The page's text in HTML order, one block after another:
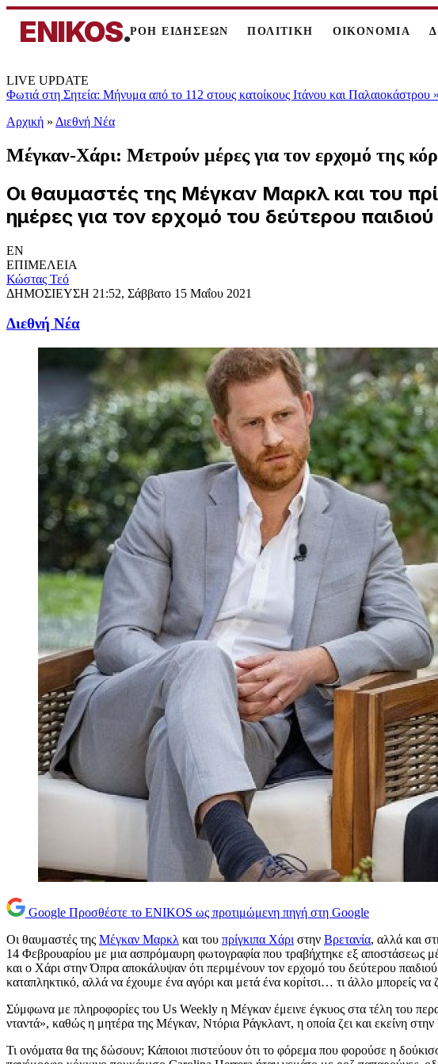
ENIKOS.ΡΟΗ ΕΙΔΗΣΕΩΝ ΠΟΛΙΤΙΚΗ ΟΙΚΟΝΟΜΙΑ
LIVE UPDATE
Φωτιά στη Σητεία: Μήνυμα από το 112 στους κατοίκους Ιτάνου και Παλαιοκάστρου »
Αρχική » Διεθνή Νέα
Μέγκαν-Χάρι: Μετρούν μέρες για τον ερχομό της
Οι θαυμαστές της Μέγκαν Μαρκλ και του
ημέρες για τον ερχομό του δεύτερου
EN
ΕΠΙΜΕΛΕΙΑ
Κώστας Τεό
ΔΗΜΟΣΙΕΥΣΗ 21:52, Σάββατο 15 Μαΐου 2021
Διεθνή Νέα
Google Προσθέστε το ENIKOS ως προτιμώμενη πηγή στη Google
Οι θαυμαστές της Μέγκαν Μαρκλ και του πρίγκιπα Χάρι στην Βρετανία, αλλά και
14 Φεβρουαρίου με μια ασπρόμαυρη φωτογραφία που τραβήχτηκε εξ
και ο Χάρι στην Όπρα αποκάλυψαν ότι περιμένουν τον ερχομό του δεύτερου
καταπληκτικό, αλλά να έχουμε ένα αγόρι και μετά ένα κορίτσι… τι άλλο μπορείς
Σύμφωνα με πληροφορίες του Us Weekly η Μέγκαν έμεινε έγκυος στα τέλη του
νταντά», καθώς η μητέρα της Μέγκαν, Ντόρια Ράγκλαντ, η οποία ζει και εκείνη
Τι ονόματα θα της δώσουν; Κάποιοι πιστεύουν ότι το φόρεμα που φορούσε η